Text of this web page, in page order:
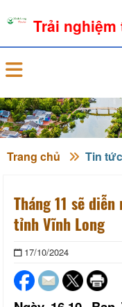
Trang chủ Tin tức
Tháng 11 sẽ
tỉnh Vĩnh Long
17/10/2024
Trải